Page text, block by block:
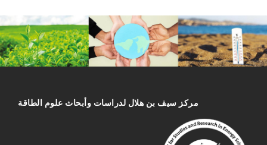
مركز سیف بن هلال لدراسات وأبحاث علوم الطاقة